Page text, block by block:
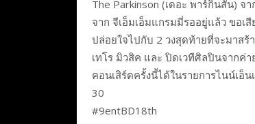
The Parkinson (เดอะ พาร์กินสัน)
จาก จีเอ็มเอ็มแกรมมี่รออยู่แล้ว ขอ
ปล่อยใจไปกับ 2 วงสุดท้ายที่จะมาส
เทโร มิวสิค และ ปิดเวทีศิลปินจากค่
คอนเสิร์ตครั้งนี้ได้ในรายการไนน์เอ็
30
#9entBD18th